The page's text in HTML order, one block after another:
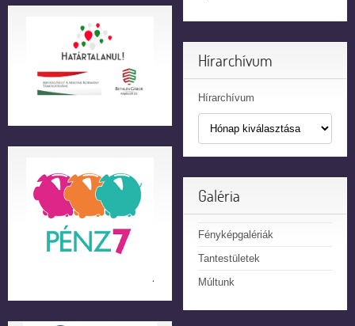
Hírarchívum
Hírarchívum
Galéria
Fényképgalériák
Tantestületek
Múltunk